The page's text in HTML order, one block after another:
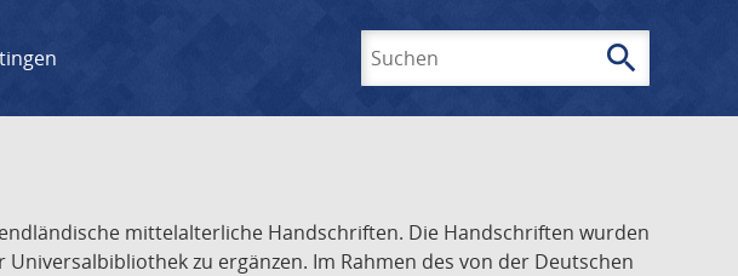
search
mittelalterliche Handschriften. Die Handschriften wurden
zu ergänzen. Im Rahmen des von der Deutschen